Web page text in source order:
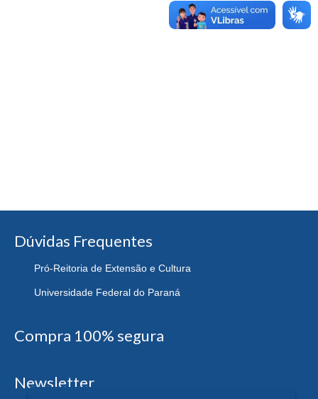
Dúvidas Frequentes
Pró-Reitoria de Extensão e Cultura
Universidade Federal do Paraná
Compra 100% segura
Newsletter